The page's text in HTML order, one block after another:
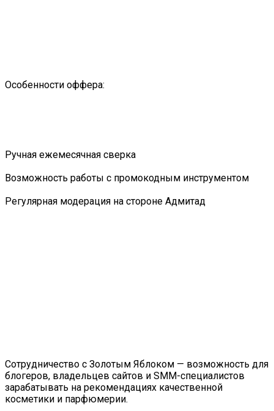
Особенности оффера:
Ручная ежемесячная сверка
Возможность работы с промокодным инструментом
Регулярная модерация на стороне Адмитад
Сотрудничество с Золотым Яблоком — возможность для
блогеров, владельцев сайтов и SMM-специалистов
зарабатывать на рекомендациях качественной
косметики и парфюмерии.